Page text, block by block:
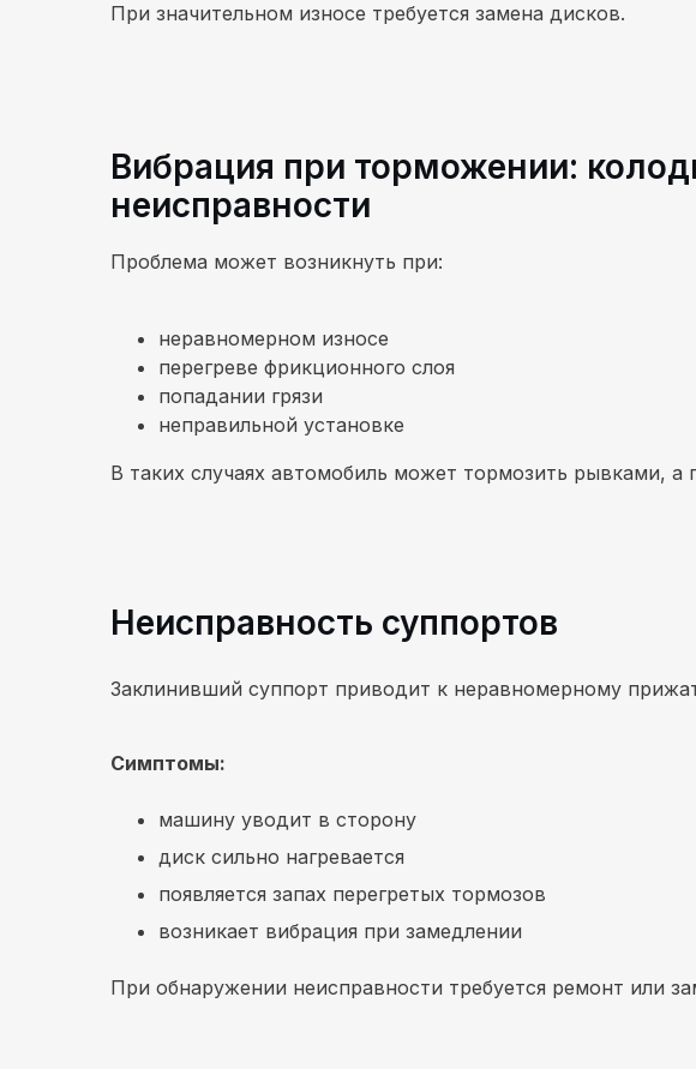
При значительном износе требуется замена дисков.
Вибрация при торможении:
неисправности
Проблема может возникнуть при:
неравномерном износе
перегреве фрикционного слоя
попадании грязи
неправильной установке
В таких случаях автомобиль может тормозить рывками, а
Неисправность суппортов
Заклинивший суппорт приводит к неравномерному
Симптомы:
машину уводит в сторону
диск сильно нагревается
появляется запах перегретых тормозов
возникает вибрация при замедлении
При обнаружении неисправности требуется ремонт или